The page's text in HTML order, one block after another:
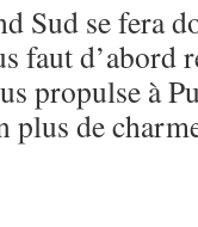
Sud se fera
faut d’abord
propulse à
plus de